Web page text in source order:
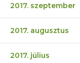
2017. szeptember
2017. augusztus
2017. július